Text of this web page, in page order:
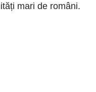
mari de români.